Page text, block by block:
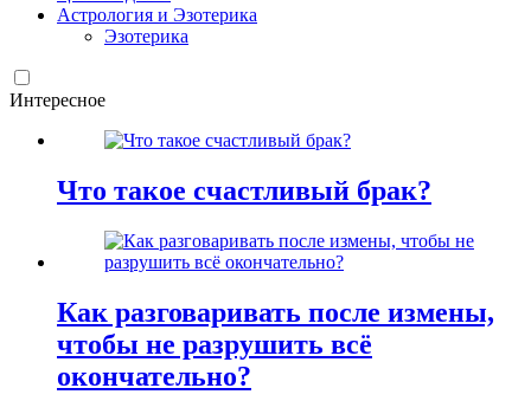
Астрология и Эзотерика
Эзотерика
Интересное
Что такое счастливый брак?
Как разговаривать после измены,
чтобы не разрушить всё
окончательно?